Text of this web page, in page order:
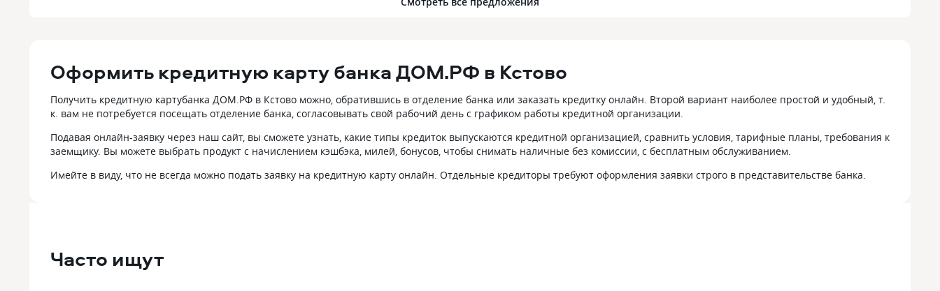
Оформить кредитную карту банка ДОМ.РФ в Кстово
Получить кредитную картубанка ДОМ.РФ в Кстово можно, обратившись в отделение банка или заказать кредитку онлайн. Второй вариант наиболее простой и удобный, т.
к. вам не потребуется посещать отделение банка, согласовывать свой рабочий день с графиком работы кредитной организации.
Подавая онлайн-заявку через наш сайт, вы сможете узнать, какие типы кредиток выпускаются кредитной организацией, сравнить условия, тарифные планы, требования к
заемщику. Вы можете выбрать продукт с начислением кэшбэка, милей, бонусов, чтобы снимать наличные без комиссии, с бесплатным обслуживанием.
Имейте в виду, что не всегда можно подать заявку на кредитную карту онлайн. Отдельные кредиторы требуют оформления заявки строго в представительстве банка.
Часто ищут